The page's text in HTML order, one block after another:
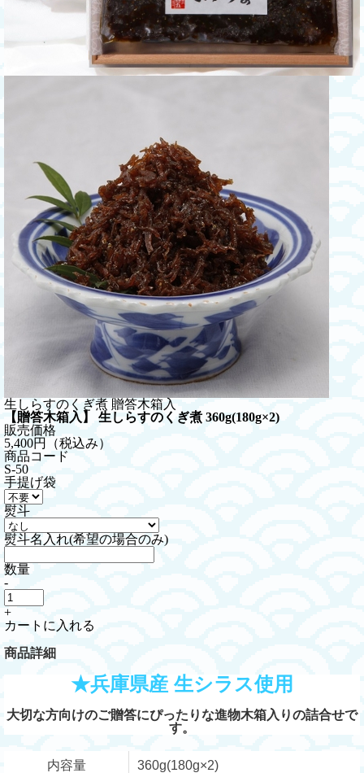
生しらすのくぎ煮 贈答木箱入
【贈答木箱入】 生しらすのくぎ煮 360g(180g×2)
販売価格
5,400円
（税込み）
商品コード
S-50
手提げ袋
熨斗
熨斗名入れ(希望の場合のみ)
数量
-
+
カートに入れる
商品詳細
★兵庫県産 生シラス使用
大切な方向けのご贈答にぴったりな進物木箱入りの詰合せで
す。
内容量 360g(180g×2)